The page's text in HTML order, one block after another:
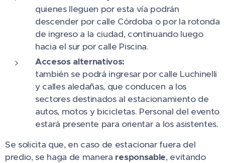
quienes lleguen por esta vía podrán
descender por calle Córdoba o por la rotonda
de ingreso a la ciudad, continuando luego
hacia el sur por calle Piscina.
Accesos alternativos:
también se podrá ingresar por calle Luchinelli
y calles aledañas, que conducen a los
sectores destinados al estacionamiento de
autos, motos y bicicletas. Personal del evento
estará presente para orientar a los asistentes.
Se solicita que, en caso de estacionar fuera del
predio, se haga de manera responsable, evitando